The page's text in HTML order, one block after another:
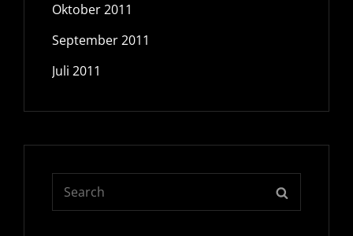
Oktober 2011
September 2011
Juli 2011